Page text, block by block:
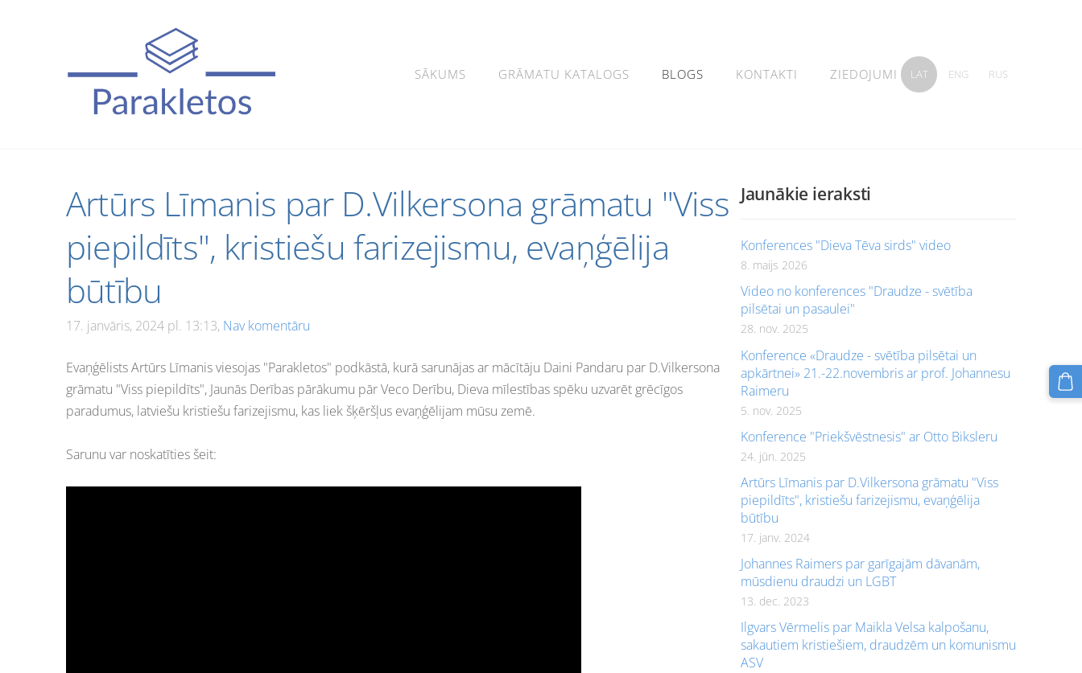
SĀKUMS GRĀMATU KATALOGS BLOGS KONTAKTI ZIEDOJUMI LAT ENG RUS
Jaunākie ieraksti
Konferences "Dieva Tēva sirds" video
8. maijs 2026
Video no konferences "Draudze - svētība
pilsētai un pasaulei"
28. nov. 2025
Konference «Draudze - svētība pilsētai un
apkārtnei» 21.-22.novembris ar prof. Johannesu
Raimeru
5. nov. 2025
Konference "Priekšvēstnesis" ar Otto Biksleru
24. jūn. 2025
Artūrs Līmanis par D.Vilkersona grāmatu "Viss
piepildīts", kristiešu farizejismu, evaņģēlija
būtību
17. janv. 2024
Johannes Raimers par garīgajām dāvanām,
mūsdienu draudzi un LGBT
13. dec. 2023
Ilgvars Vērmelis par Maikla Velsa kalpošanu,
sakautiem kristiešiem, draudzēm un komunismu
ASV
Artūrs Līmanis par D.Vilkersona grāmatu "Viss
piepildīts", kristiešu farizejismu, evaņģēlija
būtību
17. janvāris, 2024 pl. 13:13, Nav komentāru
Evaņģēlists Artūrs Līmanis viesojas "Parakletos" podkāstā, kurā sarunājas ar mācītāju Daini Pandaru par D.Vilkersona
grāmatu "Viss piepildīts", Jaunās Derības pārākumu pār Veco Derību, Dieva mīlestības spēku uzvarēt grēcīgos
paradumus, latviešu kristiešu farizejismu, kas liek šķēršļus evaņģēlijam mūsu zemē.
Sarunu var noskatīties šeit: